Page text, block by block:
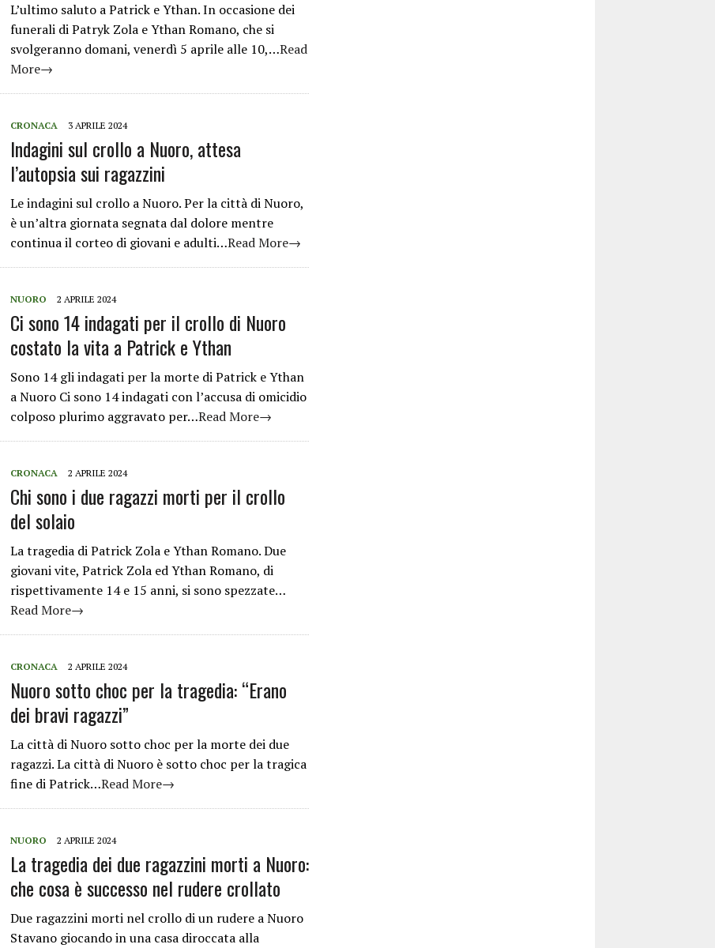
L’ultimo saluto a Patrick e Ythan. In occasione dei
funerali di Patryk Zola e Ythan Romano, che si
svolgeranno domani, venerdì 5 aprile alle 10,…Read
More→
CRONACA 3 APRILE 2024
Indagini sul crollo a Nuoro, attesa
l’autopsia sui ragazzini
Le indagini sul crollo a Nuoro. Per la città di Nuoro,
è un’altra giornata segnata dal dolore mentre
continua il corteo di giovani e adulti…Read More→
NUORO 2 APRILE 2024
Ci sono 14 indagati per il crollo di Nuoro
costato la vita a Patrick e Ythan
Sono 14 gli indagati per la morte di Patrick e Ythan
a Nuoro Ci sono 14 indagati con l’accusa di omicidio
colposo plurimo aggravato per…Read More→
CRONACA 2 APRILE 2024
Chi sono i due ragazzi morti per il crollo
del solaio
La tragedia di Patrick Zola e Ythan Romano. Due
giovani vite, Patrick Zola ed Ythan Romano, di
rispettivamente 14 e 15 anni, si sono spezzate…
Read More→
CRONACA 2 APRILE 2024
Nuoro sotto choc per la tragedia: “Erano
dei bravi ragazzi”
La città di Nuoro sotto choc per la morte dei due
ragazzi. La città di Nuoro è sotto choc per la tragica
fine di Patrick…Read More→
NUORO 2 APRILE 2024
La tragedia dei due ragazzini morti a Nuoro:
che cosa è successo nel rudere crollato
Due ragazzini morti nel crollo di un rudere a Nuoro
Stavano giocando in una casa diroccata alla